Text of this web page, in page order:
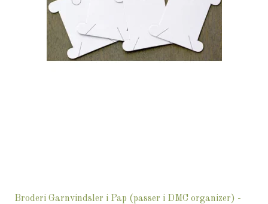
Broderi Garnvindsler i Pap (passer i DMC organizer) -